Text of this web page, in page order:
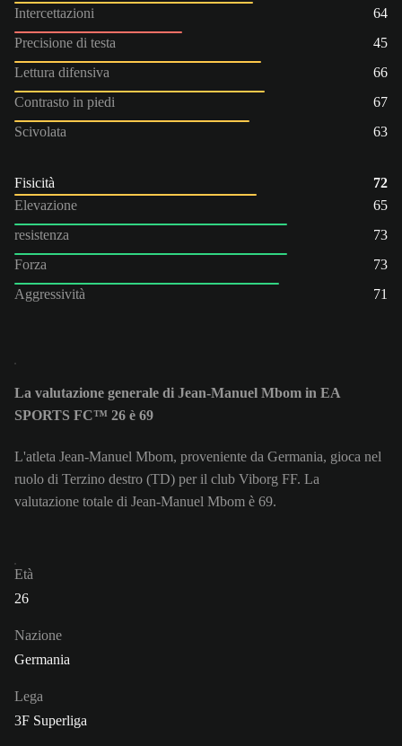
Intercettazioni
64
Precisione di testa
45
Lettura difensiva
66
Contrasto in piedi
67
Scivolata
63
Fisicità
72
Elevazione
65
resistenza
73
Forza
73
Aggressività
71
La valutazione generale di Jean-Manuel Mbom in EA
SPORTS FC™ 26 è 69
L'atleta Jean-Manuel Mbom, proveniente da Germania, gioca nel
ruolo di Terzino destro (TD) per il club Viborg FF. La
valutazione totale di Jean-Manuel Mbom è 69.
Età
26
Nazione
Germania
Lega
3F Superliga